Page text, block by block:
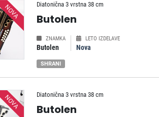
NOVA Diatonična 3 vrstna 38 cm
Butolen
ZNAMKA
Butolen
LETO IZDELAVE
Nova
SHRANI
NOVA Diatonična 3 vrstna 38 cm
Butolen